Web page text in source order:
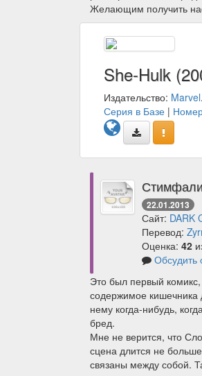
Желающим получить
She-Hulk
Издательство: Marvel
Серия в Базе |
22.01.2013
Сайт: DARK
Перевод:
Оценка: 42
Обсудить
Это был первый
содержимое кишечника
нему когда-нибудь,
бред.
Мне не верится, что
сцена длится не
связаны между собой.